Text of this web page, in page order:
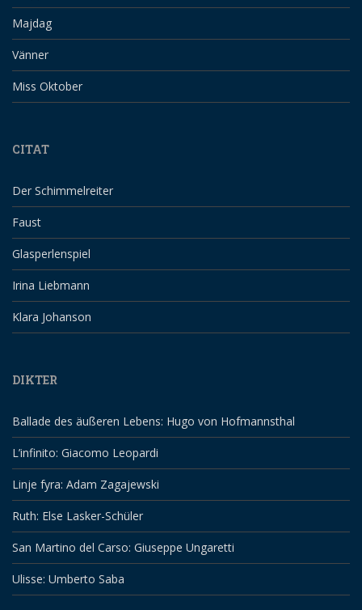
Majdag
Vänner
Miss Oktober
CITAT
Der Schimmelreiter
Faust
Glasperlenspiel
Irina Liebmann
Klara Johanson
DIKTER
Ballade des äußeren Lebens: Hugo von Hofmannsthal
L’infinito: Giacomo Leopardi
Linje fyra: Adam Zagajewski
Ruth: Else Lasker-Schüler
San Martino del Carso: Giuseppe Ungaretti
Ulisse: Umberto Saba